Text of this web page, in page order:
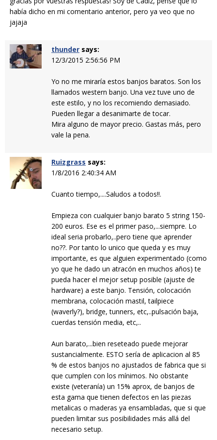
había dicho en mi comentario anterior, pero ya veo que no
jajaja
thunder says:
12/3/2015 2:56:56 PM
Yo no me miraría estos banjos baratos. Son los
llamados western banjo. Una vez tuve uno de
este estilo, y no los recomiendo demasiado.
Pueden llegar a desanimarte de tocar.
Mira alguno de mayor precio. Gastas más, pero
vale la pena.
Ruizgrass says:
1/8/2016 2:40:34 AM
Cuanto tiempo,....Saludos a todos!!.
Empieza con cualquier banjo barato 5 string 150-
200 euros. Ese es el primer paso,...siempre. Lo
ideal seria probarlo,..pero tiene que aprender
no??. Por tanto lo unico que queda y es muy
importante, es que alguien experimentado (como
yo que he dado un atracón en muchos años) te
pueda hacer el mejor setup posible (ajuste de
hardware) a este banjo. Tensión, colocación
membrana, colocación mastil, tailpiece
(waverly?), bridge, tunners, etc,..pulsación baja,
cuerdas tensión media, etc,..
Aun barato,...bien reseteado puede mejorar
sustancialmente. ESTO sería de aplicacion al 85
% de estos banjos no ajustados de fabrica que si
que cumplen con los mínimos. No obstante
existe (veteranía) un 15% aprox, de banjos de
esta gama que tienen defectos en las piezas
metalicas o maderas ya ensambladas, que si que
pueden limitar sus posibilidades más allá del
necesario setup.